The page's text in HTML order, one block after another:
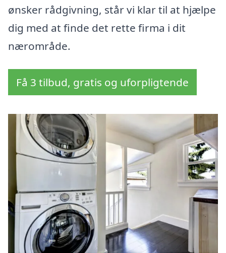
ønsker rådgivning, står vi klar til at hjælpe
dig med at finde det rette firma i dit
nærområde.
Få 3 tilbud, gratis og uforpligtende